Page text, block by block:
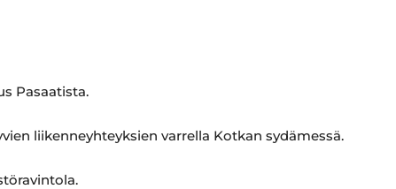
Pasaatista.
liikenneyhteyksien varrella Kotkan sydämessä.